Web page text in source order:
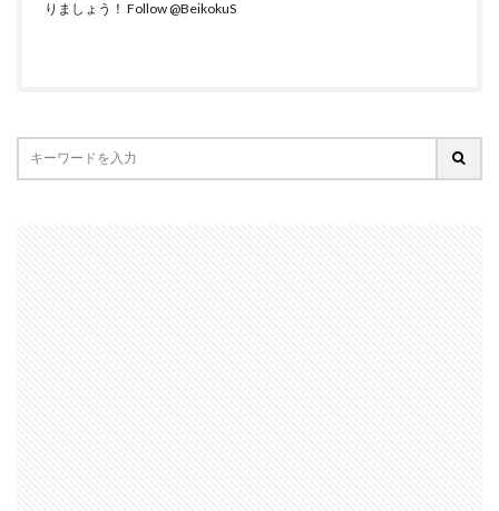
りましょう！ Follow @BeikokuS